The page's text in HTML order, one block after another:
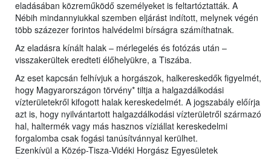
eladásában közreműködő személyeket is feltartóztatták. A
Nébih mindannyiukkal szemben eljárást indított, melynek végén
több százezer forintos halvédelmi bírságra számíthatnak.
Az eladásra kínált halak – mérlegelés és fotózás után –
visszakerültek eredteti élőhelyükre, a Tiszába.
Az eset kapcsán felhívjuk a horgászok, halkereskedők figyelmét,
hogy Magyarországon törvény* tiltja a halgazdálkodási
vízterületekről kifogott halak kereskedelmét. A jogszabály előírja
azt is, hogy nyilvántartott halgazdálkodási vízterületről származó
hal, haltermék vagy más hasznos víziállat kereskedelmi
forgalomba csak fogási tanúsítvánnyal kerülhet.
Ezenkívül a Közép-Tisza-Vidéki Horgász Egyesületek